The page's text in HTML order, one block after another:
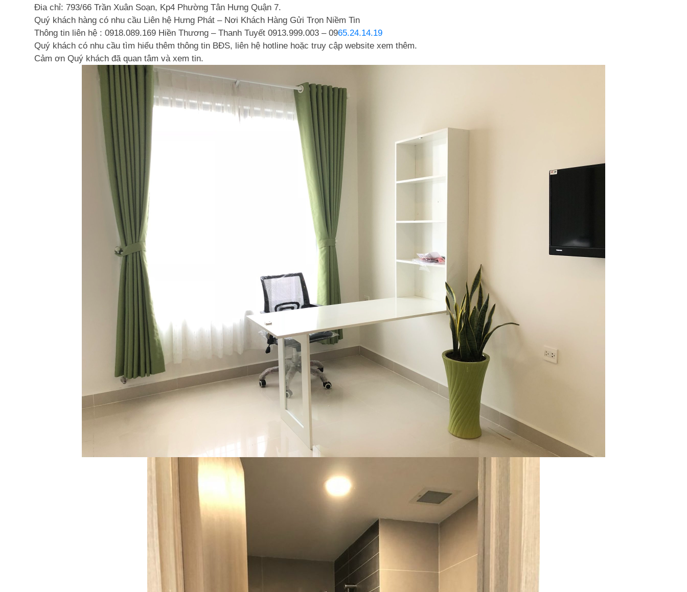
Đia chỉ: 793/66 Trần Xuân Soạn, Kp4 Phường Tân Hưng Quận 7.
Quý khách hàng có nhu cầu Liên hệ Hưng Phát – Nơi Khách Hàng Gửi Trọn Niềm Tin
Thông tin liên hệ : 0918.089.169 Hiền Thương – Thanh Tuyết 0913.999.003 – 0965.24.14.19
Quý khách có nhu cầu tìm hiểu thêm thông tin BĐS, liên hệ hotline hoặc truy cập website xem thêm.
Cảm ơn Quý khách đã quan tâm và xem tin.